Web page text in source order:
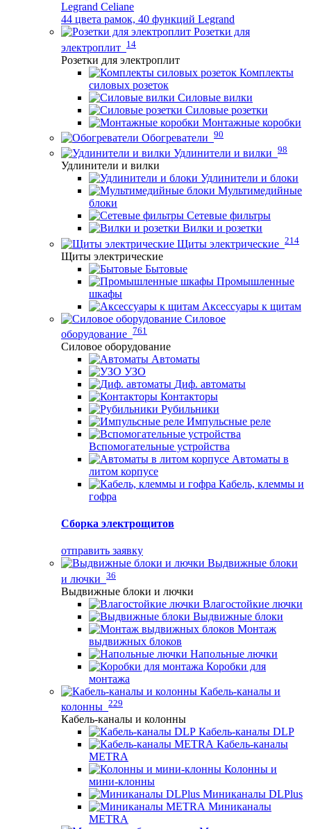
Legrand Celiane
44 цвета рамок, 40 функций Legrand
Розетки для
электроплит 14
Розетки для электроплит
Комплекты
силовых розеток
Силовые вилки
Силовые розетки
Монтажные коробки
Обогреватели 90
Удлинители и вилки 98
Удлинители и вилки
Удлинители и блоки
Мультимедийные
блоки
Сетевые фильтры
Вилки и розетки
Щиты электрические 214
Щиты электрические
Бытовые
Промышленные
шкафы
Аксессуары к щитам
Силовое
оборудование 761
Силовое оборудование
Автоматы
УЗО
Диф. автоматы
Контакторы
Рубильники
Импульсные реле
Вспомогательные устройства
Автоматы в
литом корпусе
Кабель, клеммы и
гофра
Сборка электрощитов
отправить заявку
Выдвижные блоки
и лючки 36
Выдвижные блоки и лючки
Влагостойкие лючки
Выдвижные блоки
Монтаж
выдвижных блоков
Напольные лючки
Коробки для
монтажа
Кабель-каналы и
колонны 229
Кабель-каналы и колонны
Кабель-каналы DLP
Кабель-каналы
METRA
Колонны и
мини-клонны
Миниканалы DLPlus
Миниканалы
METRA